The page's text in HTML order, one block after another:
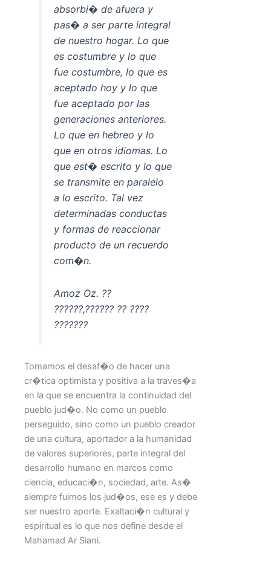
absorbi� de afuera y
pas� a ser parte integral
de nuestro hogar. Lo que
es costumbre y lo que
fue costumbre, lo que es
aceptado hoy y lo que
fue aceptado por las
generaciones anteriores.
Lo que en hebreo y lo
que en otros idiomas. Lo
que est� escrito y lo que
se transmite en paralelo
a lo escrito. Tal vez
determinadas conductas
y formas de reaccionar
producto de un recuerdo
com�n.
Amoz Oz. ??
??????,?????? ?? ????
???????
Tomamos el desaf�o de hacer una
cr�tica optimista y positiva a la traves�a
en la que se encuentra la continuidad del
pueblo jud�o. No como un pueblo
perseguido, sino como un pueblo creador
de una cultura, aportador a la humanidad
de valores superiores, parte integral del
desarrollo humano en marcos como
ciencia, educaci�n, sociedad, arte. As�
siempre fuimos los jud�os, ese es y debe
ser nuestro aporte. Exaltaci�n cultural y
espiritual es lo que nos define desde el
Mahamad Ar Siani.